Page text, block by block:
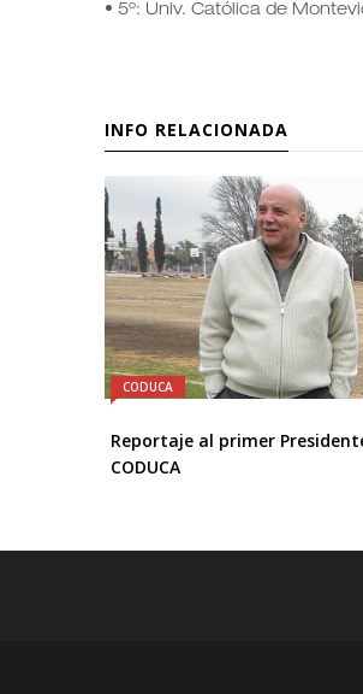
• 5º: Univ. Católica de
INFO RELACIONADA
CODUCA
Reportaje al primer
CODUCA